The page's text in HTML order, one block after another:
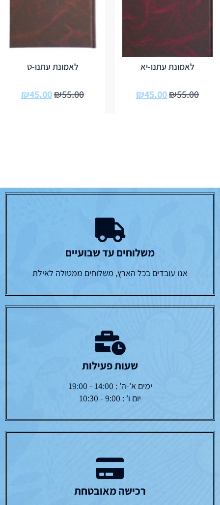
לאמונת עתנו-יא
₪55.00
₪45.00
לאמונת עתנו-ט
₪55.00
₪45.00
משלוחים עד שבועיים
אנו עובדים בכל הארץ, משלוחים ממטולה לאילת
שעות פעילות
ימים א'-ה' : 14:00 - 19:00
יום ו' : 9:00 - 10:30
רכישה מאובטחת